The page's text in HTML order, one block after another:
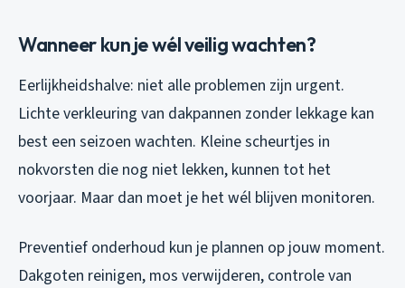
Wanneer kun je wél veilig wachten?
Eerlijkheidshalve: niet alle problemen zijn urgent.
Lichte verkleuring van dakpannen zonder lekkage kan
best een seizoen wachten. Kleine scheurtjes in
nokvorsten die nog niet lekken, kunnen tot het
voorjaar. Maar dan moet je het wél blijven monitoren.
Preventief onderhoud kun je plannen op jouw moment.
Dakgoten reinigen, mos verwijderen, controle van